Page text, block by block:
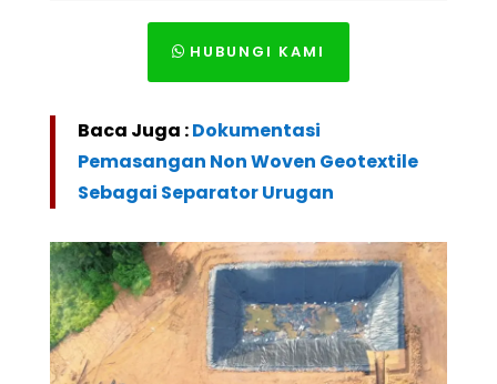
HUBUNGI KAMI
Baca Juga :Dokumentasi
Pemasangan Non Woven Geotextile
Sebagai Separator Urugan